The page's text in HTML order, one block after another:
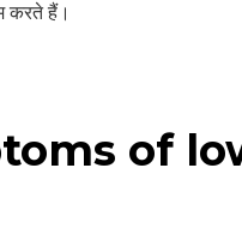
करते हैं।
of